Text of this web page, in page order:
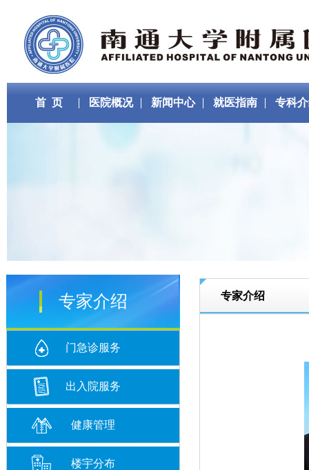
首 页 医院概况 新闻中心 就医指南 专科
专家介绍
门急诊服务
出入院服务
健康管理
楼宇分布
专家介绍